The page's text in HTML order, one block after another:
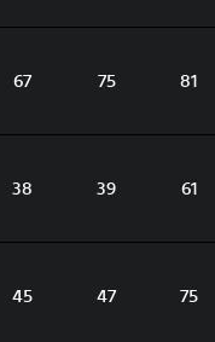
67 75 81
38 39 61
45 47 75